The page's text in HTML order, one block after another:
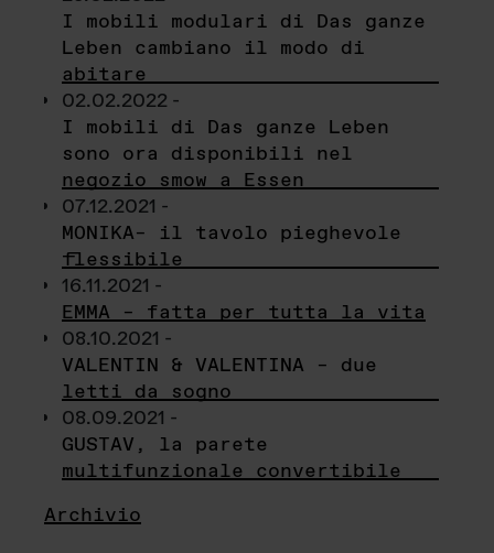
I mobili modulari di Das ganze
Leben cambiano il modo di
abitare
02.02.2022 -
I mobili di Das ganze Leben
sono ora disponibili nel
negozio smow a Essen
07.12.2021 -
MONIKA– il tavolo pieghevole
flessibile
16.11.2021 -
EMMA – fatta per tutta la vita
08.10.2021 -
VALENTIN & VALENTINA – due
letti da sogno
08.09.2021 -
GUSTAV, la parete
multifunzionale convertibile
Archivio